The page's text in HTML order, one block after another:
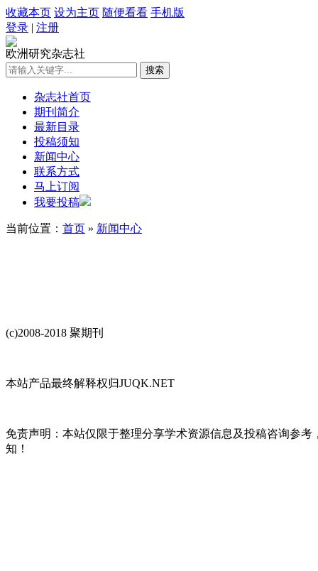
收藏本页 设为主页 随便看看 手机版
登录 | 注册
欧洲研究杂志社
杂志社首页
期刊简介
最新目录
投稿须知
新闻中心
联系方式
马上订阅
我要投稿
当前位置： 首页 » 新闻中心
(c)2008-2018 聚期刊
本站产品最终解释权归JUQK.NET
免责声明：本站仅限于整理分享学术资源信息及投稿咨询参
知！